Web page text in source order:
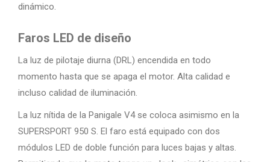
dinámico.
Faros LED de diseño
La luz de pilotaje diurna (DRL) encendida en todo
momento hasta que se apaga el motor. Alta calidad e
incluso calidad de iluminación.
La luz nítida de la Panigale V4 se coloca asimismo en la
SUPERSPORT 950 S. El faro está equipado con dos
módulos LED de doble función para luces bajas y altas.